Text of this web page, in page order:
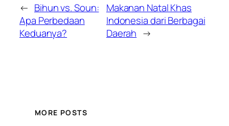
← Bihun vs. Soun:
Apa Perbedaan
Keduanya?
Makanan Natal Khas
Indonesia dari Berbagai
Daerah →
MORE POSTS